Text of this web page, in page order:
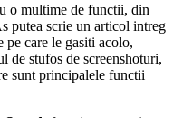
o multime de functii, din
putea scrie un articol intreg
care le gasiti acolo,
de stufos de screenshoturi,
sunt principalele functii